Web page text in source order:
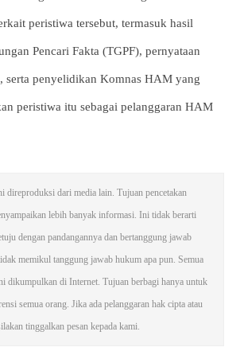
peristiwa tersebut, termasuk hasil
Pencari Fakta (TGPF), pernyataan
serta penyelidikan Komnas HAM yang
peristiwa itu sebagai pelanggaran HAM
direproduksi dari media lain. Tujuan pencetakan
lebih banyak informasi. Ini tidak berarti
dengan pandangannya dan bertanggung jawab
memikul tanggung jawab hukum apa pun. Semua
dikumpulkan di Internet. Tujuan berbagi hanya untuk
semua orang. Jika ada pelanggaran hak cipta atau
tinggalkan pesan kepada kami.